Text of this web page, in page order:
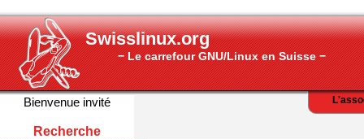
Swisslinux.org
− Le carrefour GNU/Linux en Suisse −
Bienvenue invité
Recherche